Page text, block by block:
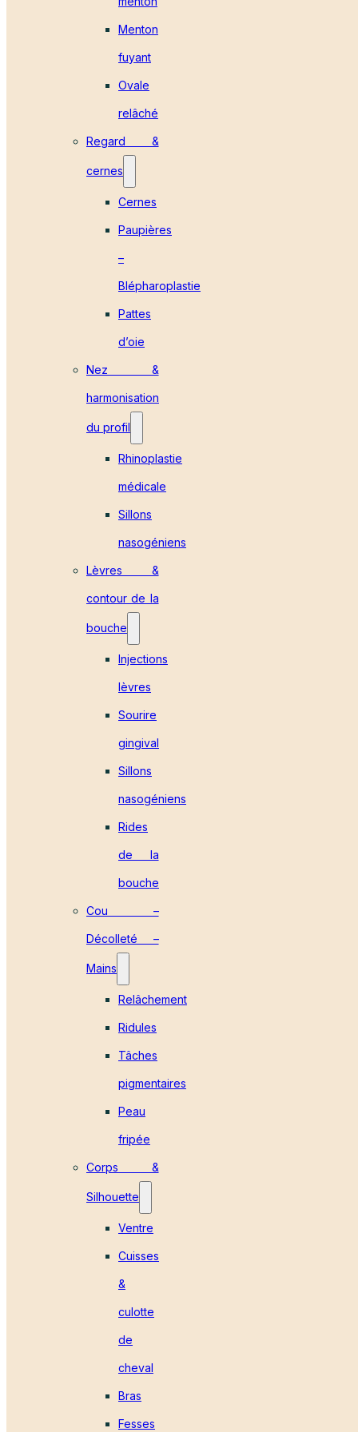
Menton
fuyant
Ovale
relâché
Regard &
cernes
Cernes
Paupières
–
Blépharoplastie
Pattes
d’oie
Nez &
harmonisation
du profil
Rhinoplastie
médicale
Sillons
nasogéniens
Lèvres &
contour de la
bouche
Injections
lèvres
Sourire
gingival
Sillons
nasogéniens
Rides
de la
bouche
Cou –
Décolleté –
Mains
Relâchement
Ridules
Tâches
pigmentaires
Peau
fripée
Corps &
Silhouette
Ventre
Cuisses
&
culotte
de
cheval
Bras
Fesses